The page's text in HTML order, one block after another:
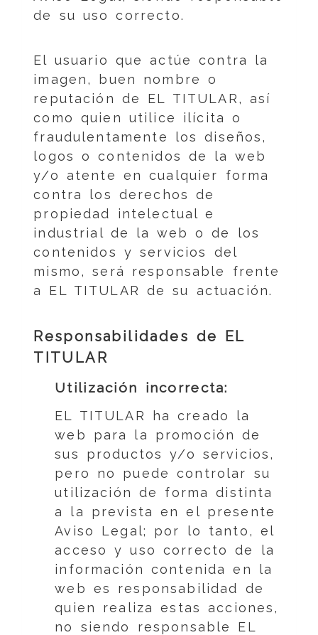
de su uso correcto.
El usuario que actúe contra la
imagen, buen nombre o
reputación de EL TITULAR, así
como quien utilice ilícita o
fraudulentamente los diseños,
logos o contenidos de la web
y/o atente en cualquier forma
contra los derechos de
propiedad intelectual e
industrial de la web o de los
contenidos y servicios del
mismo, será responsable frente
a EL TITULAR de su actuación.
Responsabilidades de EL
TITULAR
Utilización incorrecta:
EL TITULAR ha creado la
web para la promoción de
sus productos y/o servicios,
pero no puede controlar su
utilización de forma distinta
a la prevista en el presente
Aviso Legal; por lo tanto, el
acceso y uso correcto de la
información contenida en la
web es responsabilidad de
quien realiza estas acciones,
no siendo responsable EL